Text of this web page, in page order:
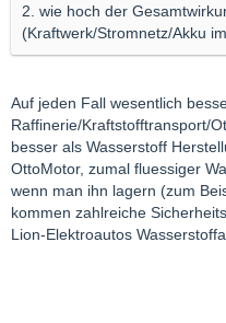
2. wie hoch der
(Kraftwerk/Stromnetz/Akku
Auf jeden Fall wesentlich
Raffinerie/Kraftstofftransport/
besser als Wasserstoff
OttoMotor, zumal fluessiger
wenn man ihn lagern (zum
kommen zahlreiche
Lion-Elektroautos